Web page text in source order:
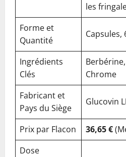
les
Forme et
Quantité
Capsules,
Ingrédients
Clés
Chrome
Fabricant et
Pays du Siège
Glucovin
Prix par Flacon 36,65 €
Dose